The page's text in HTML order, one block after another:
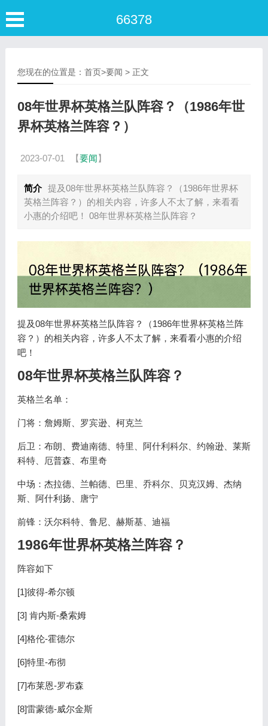
66378
您现在的位置是： 首页>要闻 > 正文
08年世界杯英格兰队阵容？（1986年世
界杯英格兰阵容？）
2023-07-01 【要闻】
简介 提及08年世界杯英格兰队阵容？（1986年世界杯
英格兰阵容？）的相关内容，许多人不太了解，来看看
小惠的介绍吧！ 08年世界杯英格兰队阵容？
提及08年世界杯英格兰队阵容？（1986年世界杯英格兰阵
容？）的相关内容，许多人不太了解，来看看小惠的介绍
吧！
08年世界杯英格兰队阵容？
英格兰名单：
门将：詹姆斯、罗宾逊、柯克兰
后卫：布朗、费迪南德、特里、阿什利科尔、约翰逊、莱斯
科特、厄普森、布里奇
中场：杰拉德、兰帕德、巴里、乔科尔、贝克汉姆、杰纳
斯、阿什利扬、唐宁
前锋：沃尔科特、鲁尼、赫斯基、迪福
1986年世界杯英格兰阵容？
阵容如下
[1]彼得-希尔顿
[3] 肯内斯-桑索姆
[4]格伦-霍德尔
[6]特里-布彻
[7]布莱恩-罗布森
[8]雷蒙德-威尔金斯